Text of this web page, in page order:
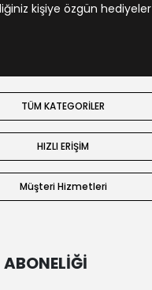
kişiye özgün hediyeler
TÜM KATEGORİLER
HIZLI ERİŞİM
Müşteri Hizmetleri